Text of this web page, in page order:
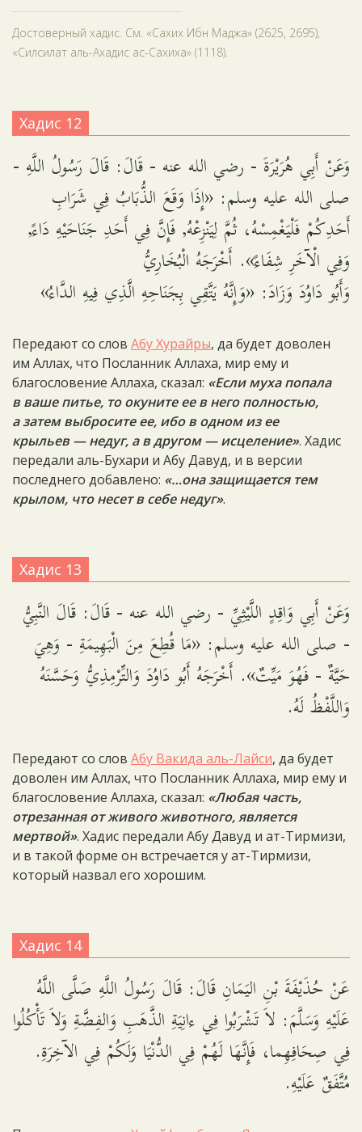
Достоверный хадис. См. «Сахих Ибн Маджа» (2625, 2695),
«Силсилат аль-Ахадис ас-Сахиха» (1118).
Хадис 12
وَعَنْ أَبِي هُرَيْرَةَ - رضي الله عنه - قَالَ: قَالَ رَسُولُ اللَّهِ -
صلى الله عليه وسلم: «إِذَا وَقَعَ الذُّبَابُ فِي شَرَابِ
أَحَدِكُمْ فَلْيَغْمِسْهُ، ثُمَّ لِيَنْزِعْهُ, فَإِنَّ فِي أَحَدِ جَنَاحَيْهِ دَاءً,
وَفِي الْآخَرِ شِفَاءً». أَخْرَجَهُ الْبُخَارِيُّ
وَأَبُو دَاوُدَ وَزَادَ: «وَإِنَّهُ يَتَّقِي بِجَنَاحِهِ الَّذِي فِيهِ الدَّاءُ»
Передают со слов Абу Хурайры, да будет доволен
им Аллах, что Посланник Аллаха, мир ему и
благословение Аллаха, сказал: «Если муха попала
в ваше питье, то окуните ее в него полностью,
а затем выбросите ее, ибо в одном из ее
крыльев — недуг, а в другом — исцеление». Хадис
передали аль-Бухари и Абу Давуд, и в версии
последнего добавлено: «…она защищается тем
крылом, что несет в себе недуг».
Хадис 13
وَعَنْ أَبِي وَاقِدٍ اللَّيْثِيِّ - رضي الله عنه - قَالَ: قَالَ النَّبِيُّ
- صلى الله عليه وسلم: «مَا قُطِعَ مِنَ الْبَهِيمَةِ - وَهِيَ
حَيَّةٌ - فَهُوَ مَيِّتٌ». أَخْرَجَهُ أَبُو دَاوُدَ وَالتِّرْمِذِيُّ وَحَسَّنَهُ
وَاللَّفْظُ لَهُ.
Передают со слов Абу Вакида аль-Лайси, да будет
доволен им Аллах, что Посланник Аллаха, мир ему и
благословение Аллаха, сказал: «Любая часть,
отрезанная от живого животного, является
мертвой». Хадис передали Абу Давуд и ат-Тирмизи,
и в такой форме он встречается у ат-Тирмизи,
который назвал его хорошим.
Хадис 14
عَنْ حُذَيْفَةَ بْنِ اليَمَانِ قَالَ: قَالَ رَسُولُ اللَّهِ صَلَّى اللَّهُ
عَلَيْهِ وَسَلَّمَ: لاَ تَشْرَبُوا فِي ءانِيَةِ الذَّهَبِ وَالفِضَّةِ وَلاَ تَأْكُلُوا
فِي صِحَافِهِما، فَإِنَّهَا لَهُمْ فِي الدُّنْيَا وَلَكُمْ فِي الآخِرَةِ.
مُتَّفَقٌ عَلَيْهِ.